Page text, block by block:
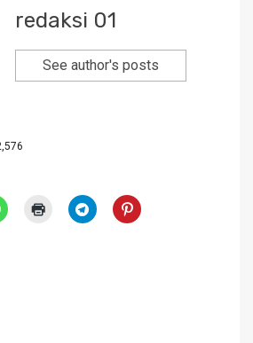
redaksi 01
See author's posts